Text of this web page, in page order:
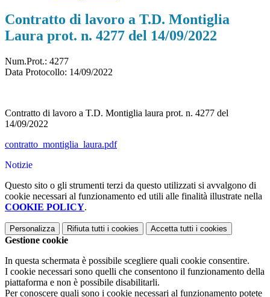
Contratto di lavoro a T.D. Montiglia
Laura prot. n. 4277 del 14/09/2022
Num.Prot.: 4277
Data Protocollo: 14/09/2022
Contratto di lavoro a T.D. Montiglia laura prot. n. 4277 del
14/09/2022
contratto_montiglia_laura.pdf
Notizie
Questo sito o gli strumenti terzi da questo utilizzati si avvalgono di
cookie necessari al funzionamento ed utili alle finalità illustrate nella
COOKIE POLICY.
Personalizza Rifiuta tutti i cookies Accetta tutti i cookies
Gestione cookie
In questa schermata è possibile scegliere quali cookie consentire.
I cookie necessari sono quelli che consentono il funzionamento della
piattaforma e non è possibile disabilitarli.
Per conoscere quali sono i cookie necessari al funzionamento potete